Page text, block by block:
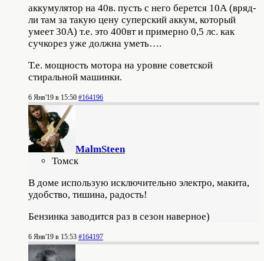
аккумулятор на 40в. пусть с него берется 10А (вряд-
ли там за такую цену суперский аккум, который
умеет 30А) т.е. это 400вт и примерно 0,5 лс. как
сучкорез уже должна уметь….
Т.е. мощность мотора на уровне советской
стиральной машинки.
6 Янв'19 в 15:50 #164196
MalmSteen
Томск
В доме использую исключительно электро, макита,
удобство, тишина, радость!
Бензинка заводится раз в сезон наверное)
6 Янв'19 в 15:53 #164197